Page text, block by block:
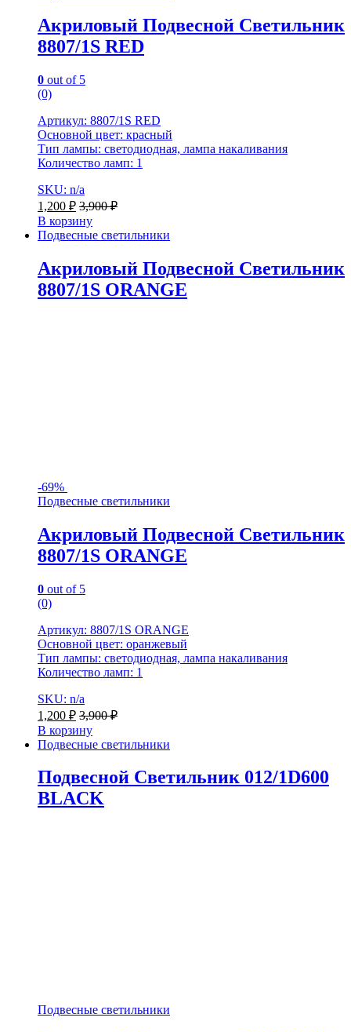
Акриловый Подвесной Светильник
8807/1S RED
0 out of 5
(0)
Артикул: 8807/1S RED
Основной цвет: красный
Тип лампы: светодиодная, лампа накаливания
Количество ламп: 1
SKU: n/a
1,200 ₽ 3,900₽
В корзину
Подвесные светильники
Акриловый Подвесной Светильник
8807/1S ORANGE
-69%
Подвесные светильники
Акриловый Подвесной Светильник
8807/1S ORANGE
0 out of 5
(0)
Артикул: 8807/1S ORANGE
Основной цвет: оранжевый
Тип лампы: светодиодная, лампа накаливания
Количество ламп: 1
SKU: n/a
1,200 ₽ 3,900₽
В корзину
Подвесные светильники
Подвесной Светильник 012/1D600
BLACK
Подвесные светильники